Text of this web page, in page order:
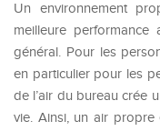
Un environnement
meilleure
général. Pour les
en particulier pour les
de l’air du bureau crée
vie. Ainsi, un air